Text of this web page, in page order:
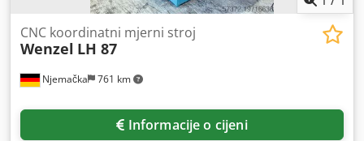
Njemačka 761 km
CNC koordinatni mjerni stroj
Wenzel LH 87
Informacije o cijeni